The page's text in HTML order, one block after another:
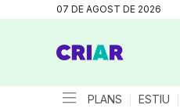
07 DE AGOST DE 2026
PLANS ESTIU